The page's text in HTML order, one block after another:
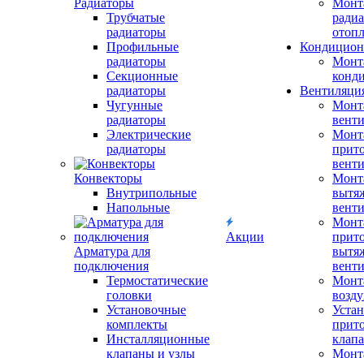
Радиаторы
Трубчатые
радиаторы
Профильные
радиаторы
Секционные
радиаторы
Чугунные
радиаторы
Электрические
радиаторы
Конвекторы
Внутрипольные
Напольные
Арматура для
подключения
Термостатические
головки
Установочные
комплекты
Инсталляционные
клапаны и узлы
Акции